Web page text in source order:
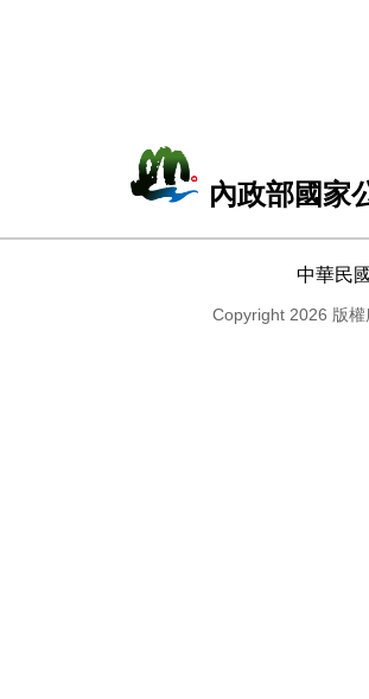
內政部國
中華民
Copyright 2026 版